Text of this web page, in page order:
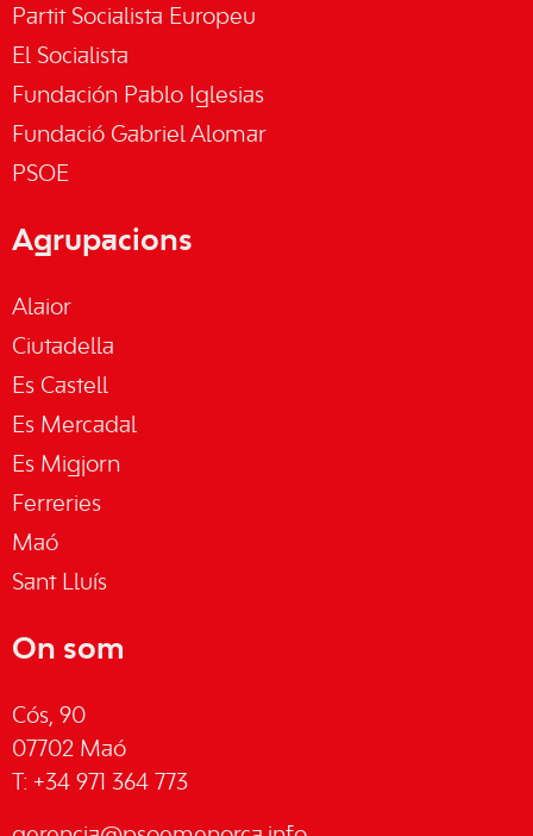
Partit Socialista Europeu
El Socialista
Fundación Pablo Iglesias
Fundació Gabriel Alomar
PSOE
Agrupacions
Alaior
Ciutadella
Es Castell
Es Mercadal
Es Migjorn
Ferreries
Maó
Sant Lluís
On som
Cós, 90
07702 Maó
T: +34 971 364 773